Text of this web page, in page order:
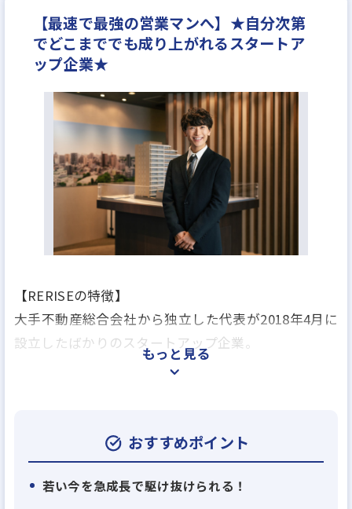
不動産ITベンチャー
年収450万円 月給40万円
【最速で最強の営業マンへ】★自分次第
でどこまででも成り上がれるスタートア
ップ企業★
【RERISEの特徴】
大手不動産総合会社から独立した代表が2018年4月に
設立したばかりのスタートアップ企業。
2021年4月には大手ビルへの移転！
「日本一の不動産営業会社」を目標に掲げていま
す。
もっと見る
おすすめポイント
若い今を急成長で駆け抜けられる！